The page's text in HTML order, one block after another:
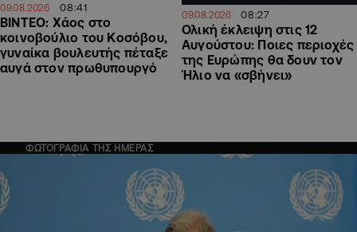
09.08.2026 08:41
ΒΙΝΤΕΟ: Χάος στο
κοινοβούλιο του Κοσόβου,
γυναίκα βουλευτής πέταξε
αυγά στον πρωθυπουργό
09.08.2026 08:27
Ολική έκλειψη στις 12
Αυγούστου: Ποιες περιοχές
της Ευρώπης θα δουν τον
Ήλιο να «σβήνει»
ΦΩΤΟΓΡΑΦΙΑ ΤΗΣ ΗΜΕΡΑΣ